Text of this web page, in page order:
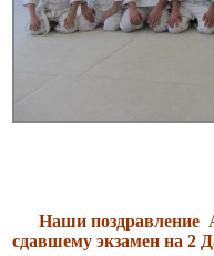
Наши поздравление
сдавшему экзамен на 2